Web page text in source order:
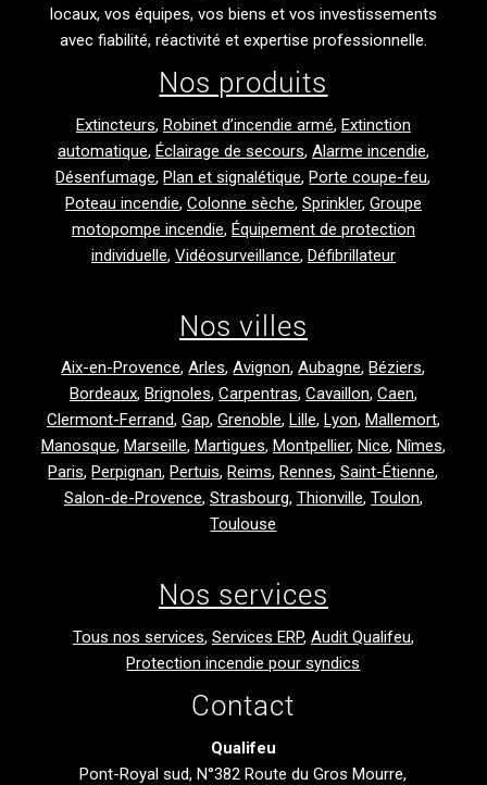
locaux, vos équipes, vos biens et vos investissements
avec fiabilité, réactivité et expertise professionnelle.
Nos produits
Extincteurs, Robinet d’incendie armé, Extinction
automatique, Éclairage de secours, Alarme incendie,
Désenfumage,Plan et signalétique,Porte coupe-feu,
Poteau incendie, Colonne sèche, Sprinkler, Groupe
motopompe incendie, Équipement de protection
individuelle, Vidéosurveillance, Défibrillateur
Nos villes
Aix-en-Provence,Arles,Avignon,Aubagne, Béziers,
Bordeaux, Brignoles, Carpentras, Cavaillon, Caen,
Clermont-Ferrand, Gap, Grenoble, Lille, Lyon, Mallemort,
Manosque, Marseille, Martigues, Montpellier, Nice, Nîmes,
Paris, Perpignan, Pertuis, Reims, Rennes,Saint-Étienne,
Salon-de-Provence, Strasbourg, Thionville, Toulon,
Toulouse
Nos services
Tous nos services, Services ERP, Audit Qualifeu,
Protection incendie pour syndics
Contact
Qualifeu
Pont-Royal sud, N°382 Route du Gros Mourre,